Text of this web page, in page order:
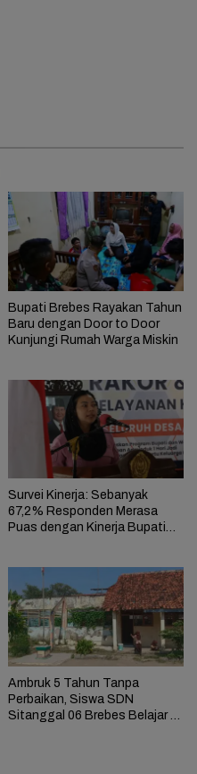
Bupati Brebes Rayakan Tahun
Baru dengan Door to Door
Kunjungi Rumah Warga Miskin
Survei Kinerja: Sebanyak
67,2% Responden Merasa
Puas dengan Kinerja Bupati
Ambruk 5 Tahun Tanpa
Perbaikan, Siswa SDN
Sitanggal 06 Brebes Belajar di